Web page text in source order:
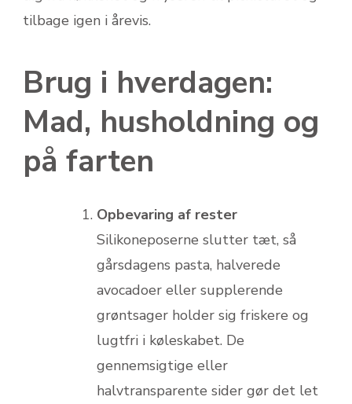
tilbage igen i årevis.
Brug i hverdagen:
Mad, husholdning og
på farten
Opbevaring af rester
Silikoneposerne slutter tæt, så
gårsdagens pasta, halverede
avocadoer eller supplerende
grøntsager holder sig friskere og
lugtfri i køleskabet. De
gennemsigtige eller
halvtransparente sider gør det let